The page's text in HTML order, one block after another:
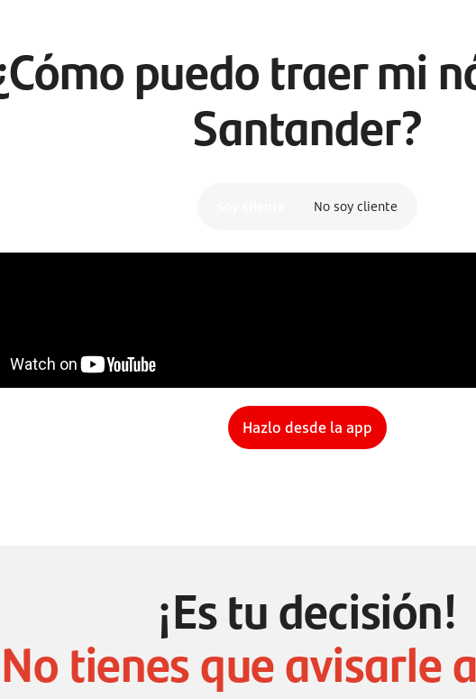
puedo traer mi
Santander?
No soy cliente
Hazlo desde la app
¡Es tu decisión!
No tienes que avisarle